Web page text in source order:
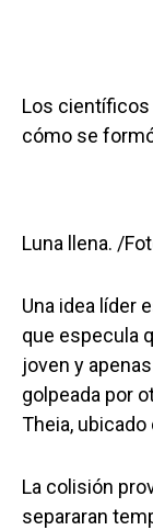
Los
cómo se
Luna llena. /
Una idea líder
que especula
joven y
golpeada por
Theia, ubicado
La colisión
separaran